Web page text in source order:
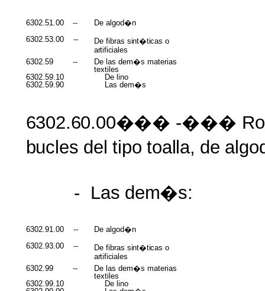
6302.51.00 --
De algod�n
6302.53.00
-- De fibras sint�ticas o
artificiales
6302.59
--
De las dem�s materias
textiles
6302.59.10
De lino
6302.59.90
Las dem�s
6302.60.00��� -���
bucles del tipo toalla, de
- Las dem�s:
6302.91.00 --
De algod�n
6302.93.00
-- De fibras sint�ticas o
artificiales
6302.99
--
De las dem�s materias
textiles
6302.99.10
De lino